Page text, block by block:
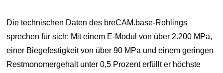
Die technischen Daten des breCAM.base-Rohlings
sprechen für sich: Mit einem E-Modul von über 2.200 MPa,
einer Biegefestigkeit von über 90 MPa und einem geringen
Restmonomergehalt unter 0,5 Prozent erfüllt er höchste